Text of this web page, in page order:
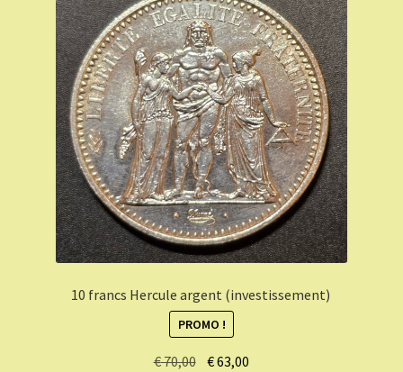
10 francs Hercule argent (investissement)
PROMO !
€70,00 Le
€63,00